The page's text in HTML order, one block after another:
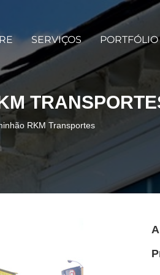
SERVIÇOS PORTFÓLIO
RKM Transportes